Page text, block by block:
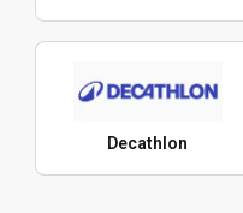
Decathlon